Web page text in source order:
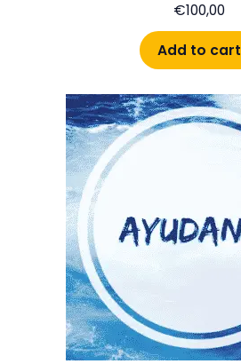
€100,00
Add to cart